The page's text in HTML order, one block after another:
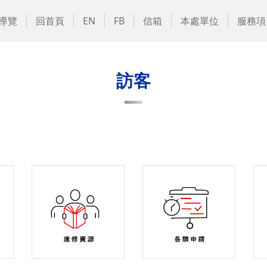
覽 回首頁 EN FB 信箱 本處單位 服務
訪客